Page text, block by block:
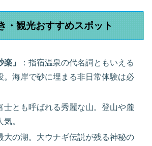
・観光おすすめスポット
」
：指宿温泉の代名詞ともいえる
。海岸で砂に埋まる非日常体験は必
士とも呼ばれる秀麗な山。登山や麓
。
大の湖。大ウナギ伝説が残る神秘の